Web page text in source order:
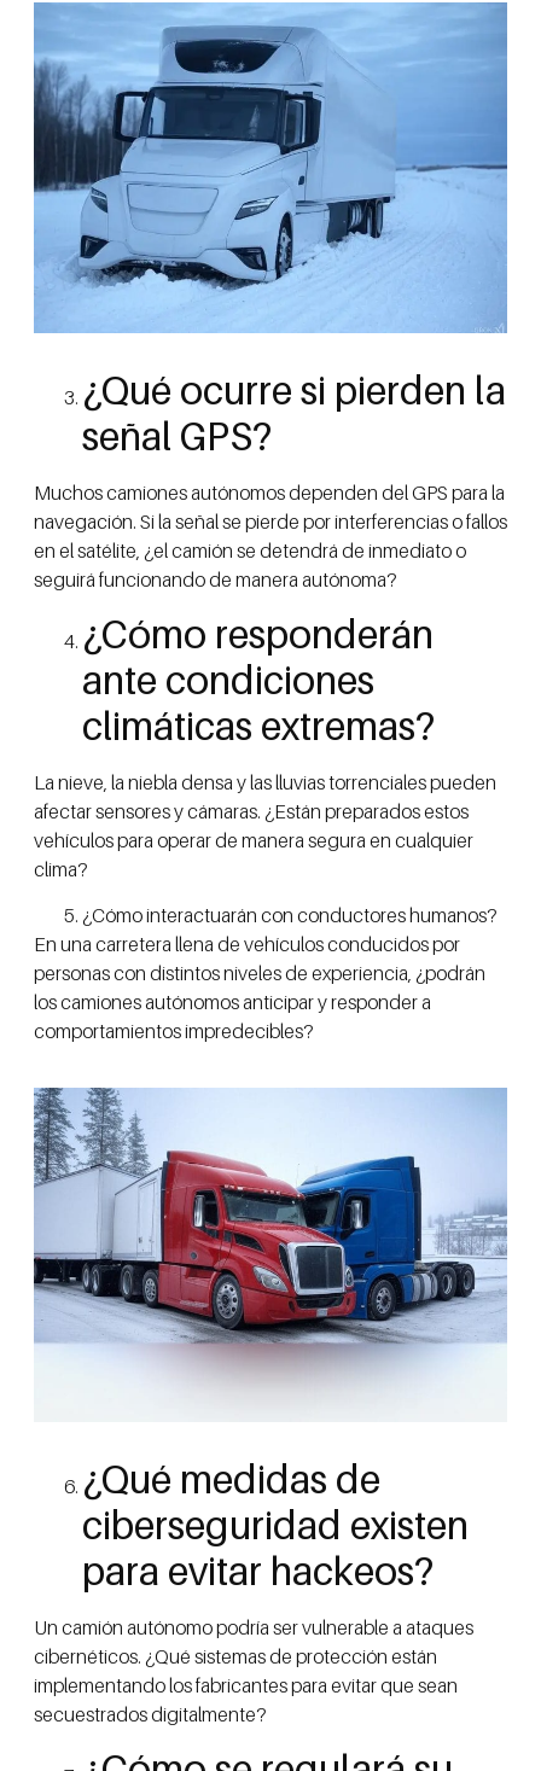
¿Qué ocurre si pierden la
señal GPS?
Muchos camiones autónomos dependen del GPS para la
navegación. Si la señal se pierde por interferencias o fallos
en el satélite, ¿el camión se detendrá de inmediato o
seguirá funcionando de manera autónoma?
¿Cómo responderán
ante condiciones
climáticas extremas?
La nieve, la niebla densa y las lluvias torrenciales pueden
afectar sensores y cámaras. ¿Están preparados estos
vehículos para operar de manera segura en cualquier
clima?
¿Cómo interactuarán con conductores humanos?
En una carretera llena de vehículos conducidos por
personas con distintos niveles de experiencia, ¿podrán
los camiones autónomos anticipar y responder a
comportamientos impredecibles?
¿Qué medidas de
ciberseguridad existen
para evitar hackeos?
Un camión autónomo podría ser vulnerable a ataques
cibernéticos. ¿Qué sistemas de protección están
implementando los fabricantes para evitar que sean
secuestrados digitalmente?